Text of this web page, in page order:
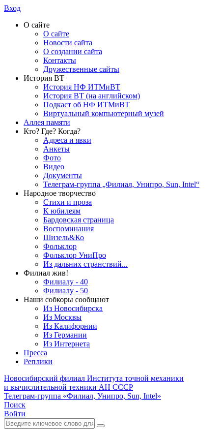
Вход
О сайте
О сайте
Новости сайта
О создании сайта
Контакты
Дружественные сайты
История ВТ
История НФ ИТМиВТ
История ВТ (на английском)
Подкаст об НФ ИТМиВТ
Виртуальный компьютерный музей
Аллея памяти
Кто? Где? Когда?
Адреса и явки
Анкеты
Фото
Видео
Документы
Телеграм-группа „Филиал, Унипро, Sun, Intel“
Народное творчество
Стихи и проза
К юбилеям
Бардовская страница
Воспоминания
Шизель&Ко
Фольклор
Фольклор УниПро
Из дальних странствий...
Филиал жив!
Филиалу - 40
Филиалу - 50
Наши собкоры сообщают
Из Новосибирска
Из Москвы
Из Калифорнии
Из Германии
Из Интернета
Пресса
Реплики
Новосибирский филиал Института точной механики
и вычислительной техники АН СССР
Телеграм-группа «Филиал, Унипро, Sun, Intel»
Поиск
Войти